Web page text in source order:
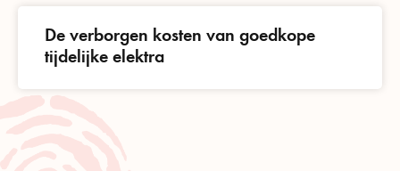
De verborgen kosten van goedkope
tijdelijke elektra